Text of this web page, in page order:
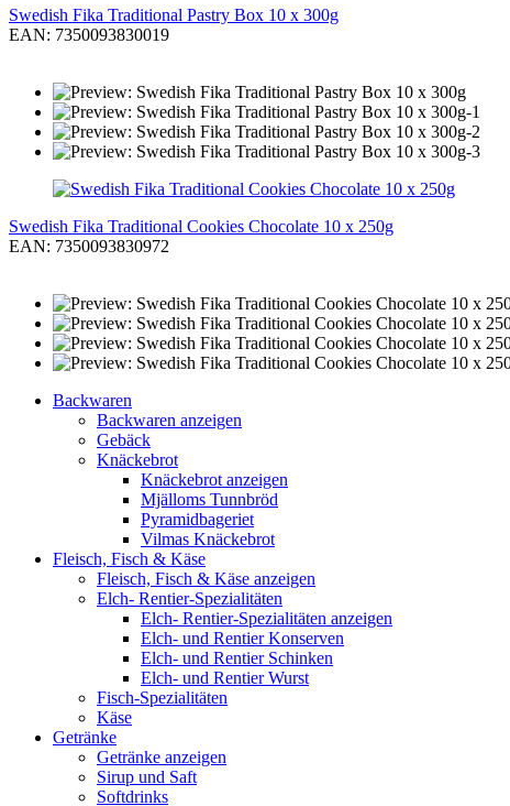
Swedish Fika Traditional Pastry Box 10 x 300g
EAN: 7350093830019
Swedish Fika Traditional Cookies Chocolate 10 x 250g
EAN: 7350093830972
Backwaren
Backwaren anzeigen
Gebäck
Knäckebrot
Knäckebrot anzeigen
Mjälloms Tunnbröd
Pyramidbageriet
Vilmas Knäckebrot
Fleisch, Fisch & Käse
Fleisch, Fisch & Käse anzeigen
Elch- Rentier-Spezialitäten
Elch- Rentier-Spezialitäten anzeigen
Elch- und Rentier Konserven
Elch- und Rentier Schinken
Elch- und Rentier Wurst
Fisch-Spezialitäten
Käse
Getränke
Getränke anzeigen
Sirup und Saft
Softdrinks